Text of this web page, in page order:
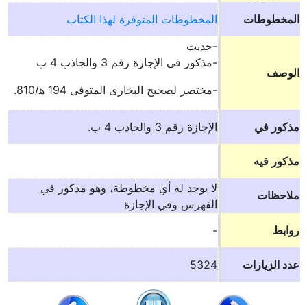
المخطوطات المخطوطات المتوفرة لهذا الكتاب
الوصف
-حديث
-مذكور فى الإجازة رقم 3 والجاذب 4 ب
-مختصر لصحيح البخارى المتوفى 194 ه‍/810.
مذكور في الإجازة رقم 3 والجاذب 4 ب.
مذكور فيه
ملاحظات
لا يوجد له أي مخطوطة، وهو مذكور في
الفهرس وفي الإجازة
روابط
-
عدد الزيارات 5324